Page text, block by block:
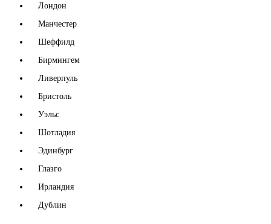
Лондон
Манчестер
Шеффилд
Бирмингем
Ливерпуль
Бристоль
Уэльс
Шотладия
Эдинбург
Глазго
Ирландия
Дублин